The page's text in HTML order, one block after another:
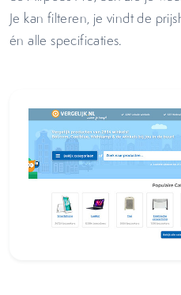
Je kan filteren, je vindt de
én alle specificaties.